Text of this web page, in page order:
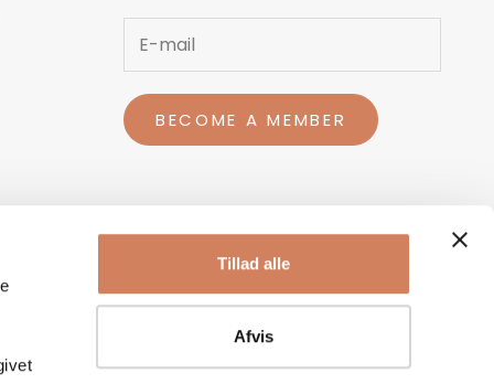
Tillad alle
Afvis
BECOME A MEMBER